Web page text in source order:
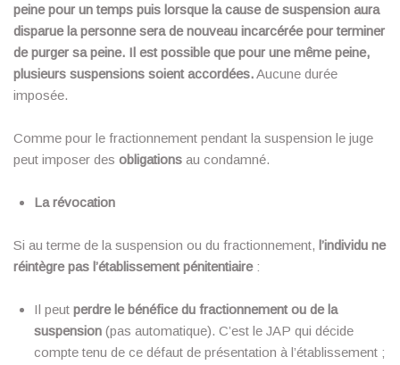
peine pour un temps puis lorsque la cause de suspension aura
disparue la personne sera de nouveau incarcérée pour terminer
de purger sa peine. Il est possible que pour une même peine,
plusieurs suspensions soient accordées.Aucune durée
imposée.
Comme pour le fractionnement pendant la suspension le juge
peut imposer des obligations au condamné.
La révocation
Si au terme de la suspension ou du fractionnement, l’individu ne
réintègre pas l’établissement pénitentiaire:
Il peut perdre le bénéfice du fractionnement ou de la
suspension(pas automatique). C’est le JAP qui décide
compte tenu de ce défaut de présentation à l’établissement ;